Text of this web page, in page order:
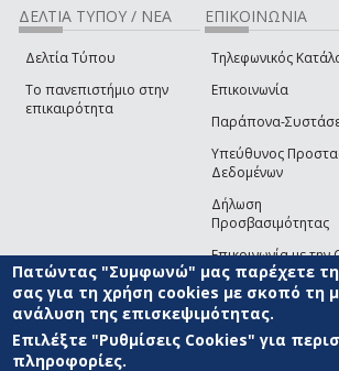
ΔΕΛΤΙΑ ΤΥΠΟΥ / ΝΕΑ
Δελτία Τύπου
Το πανεπιστήμιο στην
επικαιρότητα
ΕΠΙΚΟΙΝΩΝΙΑ
Τηλεφωνικός
Επικοινωνία
Παράπονα-
Υπεύθυνος
Δεδομένων
Δήλωση
Προσβασιμότητας
Επικοινωνία με
Ανάπτυξης του site
© ΠΑΝΕΠΙΣΤΗΜΙΟ ΑΙΓΑΙΟΥ ΟΡΟΙ ΧΡΗΣΗΣ
ΑΝΑΠΤΥΞΗΣ
Πατώντας "Συμφωνώ" μας παρέχετε
σας για τη χρήση cookies με σκοπό τη
ανάλυση της επισκεψιμότητας.
Επιλέξτε "Ρυθμίσεις Cookies" για
πληροφορίες.